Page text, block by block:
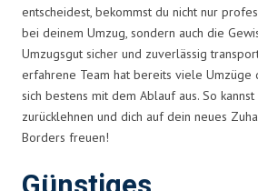
entscheidest, bekommst du nicht nur
bei deinem Umzug, sondern auch die
Umzugsgut sicher und zuverlässig
erfahrene Team hat bereits viele Umzüge
sich bestens mit dem Ablauf aus. So
zurücklehnen und dich auf dein neues
Borders freuen!